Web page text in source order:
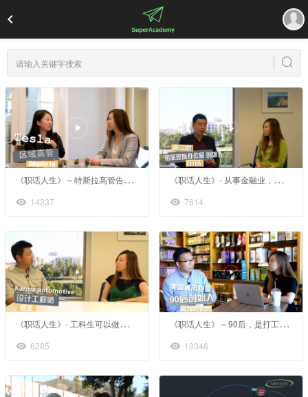
《
职话人生》 – 特斯拉高管告诉你“第一名”态度决定职场高度
14237
《
职话人生》- 从事金融业，善良比聪明更重要
7614
《
职话人生》- 工科生可以做宅男，但更要做行者
6285
《
职话人生》 – 90后，是打工还是创业？
13046